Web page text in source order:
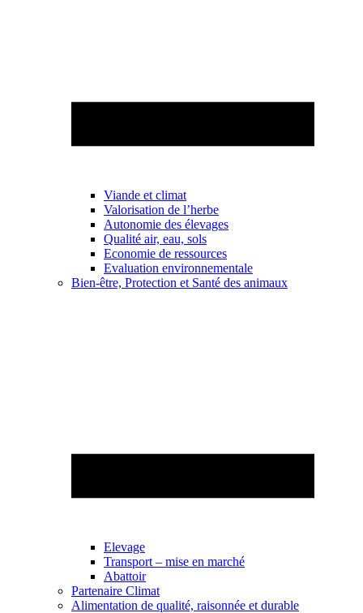
Viande et climat
Valorisation de l’herbe
Autonomie des élevages
Qualité air, eau, sols
Economie de ressources
Evaluation environnementale
Bien-être, Protection et Santé des animaux
Elevage
Transport – mise en marché
Abattoir
Partenaire Climat
Alimentation de qualité, raisonnée et durable